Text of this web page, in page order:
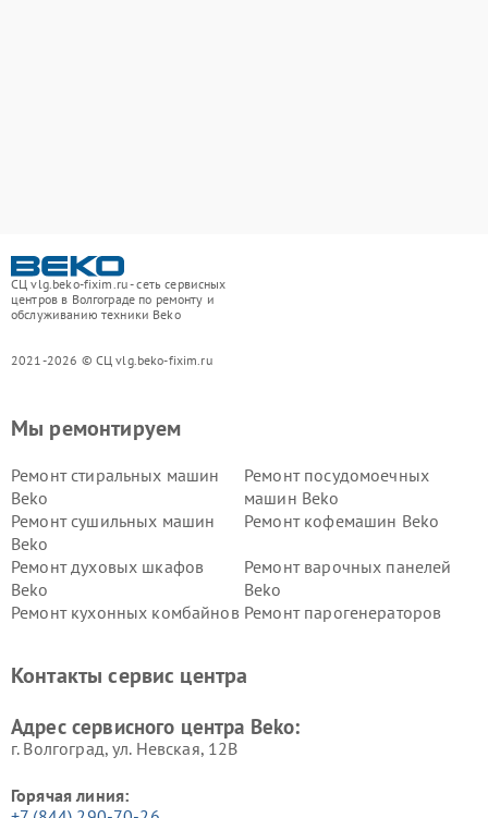
СЦ vlg.beko-fixim.ru - сеть сервисных
центров в Волгограде по ремонту и
обслуживанию техники Beko
2021-2026 © СЦ vlg.beko-fixim.ru
Мы ремонтируем
Ремонт стиральных машин
Beko
Ремонт посудомоечных
машин Beko
Ремонт сушильных машин
Beko
Ремонт кофемашин Beko
Ремонт духовых шкафов
Beko
Ремонт варочных панелей
Beko
Ремонт кухонных комбайнов Ремонт парогенераторов
Ремонт холодильников Beko Ремонт морозильных камер
Контакты сервис центра
Адрес сервисного центра Beko:
г. Волгоград, ул. Невская, 12В
Горячая линия: